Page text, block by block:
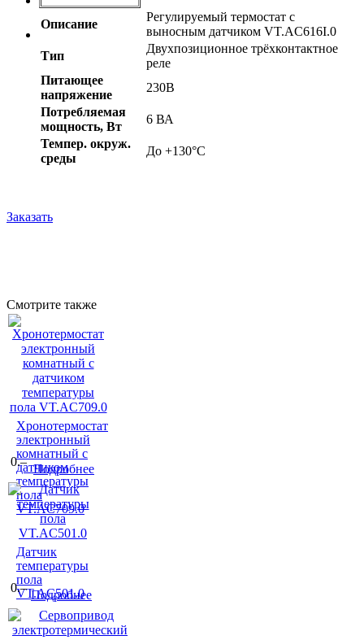
Описание
Регулируемый термостат с
выносным датчиком VT.AC616I.0
Тип
Двухпозиционное трёхконтактное
реле
Питающее
напряжение
230В
Потребляемая
мощность, Вт
6 ВА
Темпер. oкруж.
среды
До +130°С
Заказать
Смотрите также
Хронотермостат
электронный
комнатный с
датчиком
температуры
пола
VT.AC709.0
0.–
Подробнее
Датчик
температуры
пола
VT.AC501.0
0.–
Подробнее